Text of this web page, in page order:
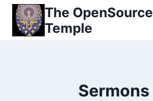
Skip
content
The OpenSource
Temple
Sermons